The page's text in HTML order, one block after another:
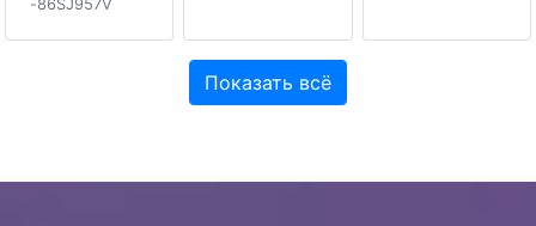
-86SJ957V
Показать всё